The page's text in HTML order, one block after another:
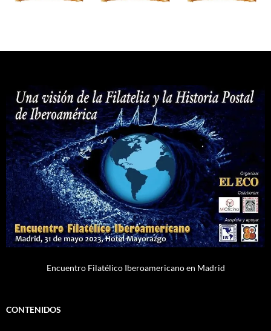
Encuentro Filatélico Iberoamericano en Madrid
CONTENIDOS